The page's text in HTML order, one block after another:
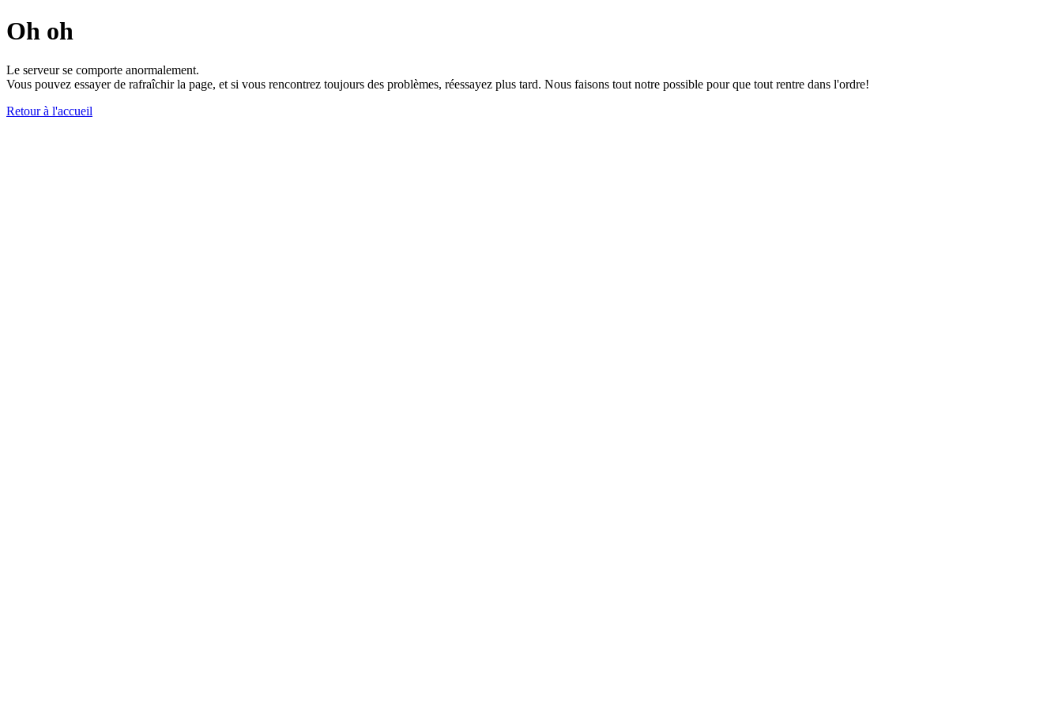
Oh oh
Le serveur se comporte anormalement.
Vous pouvez essayer de rafraîchir la page, et si vous rencontrez toujours des problèmes, réessayez plus tard. Nous faisons tout notre possible pour que tout rentre dans l'ordre!
Retour à l'accueil